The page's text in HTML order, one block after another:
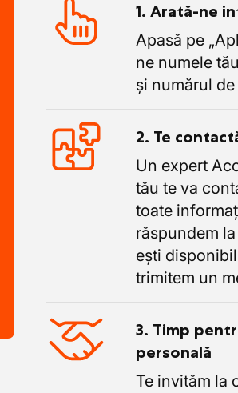
1. Arată-ne
Apasă pe
ne numele
și numărul
2. Te
Un expert
tău te va
toate
răspundem
ești
trimitem un
3. Timp
personală
Te invităm la